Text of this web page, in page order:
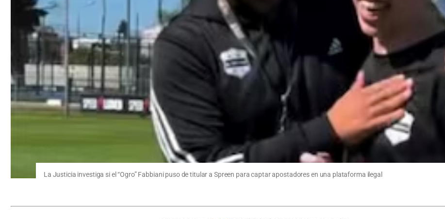
La Justicia investiga si el “Ogro” Fabbiani puso de titular a Spreen para captar apostadores en una plataforma ilegal